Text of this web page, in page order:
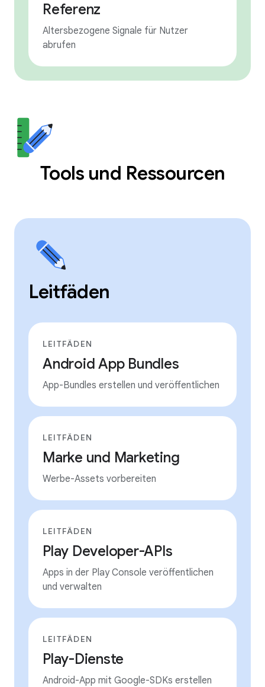
Referenz
Altersbezogene Signale für Nutzer
abrufen
Tools und Ressourcen
Leitfäden
LEITFÄDEN
Android App Bundles
App-Bundles erstellen und veröffentlichen
LEITFÄDEN
Marke und Marketing
Werbe-Assets vorbereiten
LEITFÄDEN
Play Developer-APIs
Apps in der Play Console veröffentlichen
und verwalten
LEITFÄDEN
Play-Dienste
Android-App mit Google-SDKs erstellen